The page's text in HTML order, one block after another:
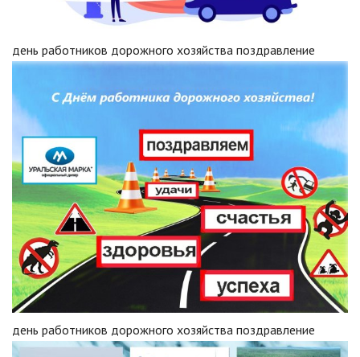
день работников дорожного хозяйства поздравление
день работников дорожного хозяйства поздравление